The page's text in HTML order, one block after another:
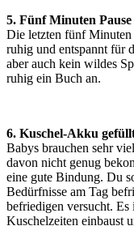
5. Fünf Minuten Pause
Die letzten fünf Minuten
ruhig und entspannt für
aber auch kein wildes
ruhig ein Buch an.
6. Kuschel‐Akku
Babys brauchen sehr
davon nicht genug
eine gute Bindung. Du
Bedürfnisse am Tag
befriedigen versucht. Es
Kuschelzeiten einbaust